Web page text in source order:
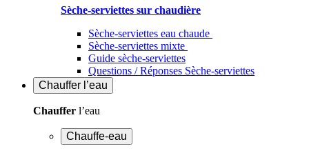
Sèche-serviettes sur chaudière
Sèche-serviettes eau chaude
Sèche-serviettes mixte
Guide sèche-serviettes
Questions / Réponses Sèche-serviettes
Chauffer l’eau
Chauffer l’eau
Chauffe-eau